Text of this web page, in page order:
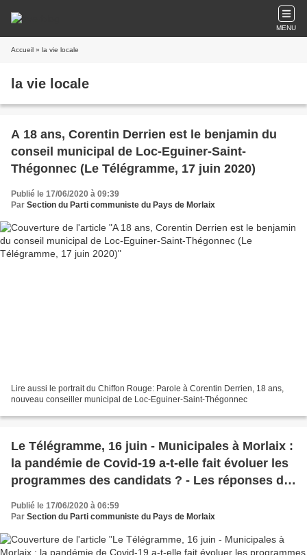
MENU
Accueil » la vie locale
la vie locale
A 18 ans, Corentin Derrien est le benjamin du
conseil municipal de Loc-Eguiner-Saint-
Thégonnec (Le Télégramme, 17 juin 2020)
Publié le 17/06/2020 à 09:39
Par Section du Parti communiste du Pays de Morlaix
Lire aussi le portrait du Chiffon Rouge: Parole à Corentin Derrien, 18 ans,
nouveau conseiller municipal de Loc-Eguiner-Saint-Thégonnec
Le Télégramme, 16 juin - Municipales à Morlaix :
la pandémie de Covid-19 a-t-elle fait évoluer les
programmes des candidats ? - Les réponses de
Publié le 17/06/2020 à 06:59
Par Section du Parti communiste du Pays de Morlaix